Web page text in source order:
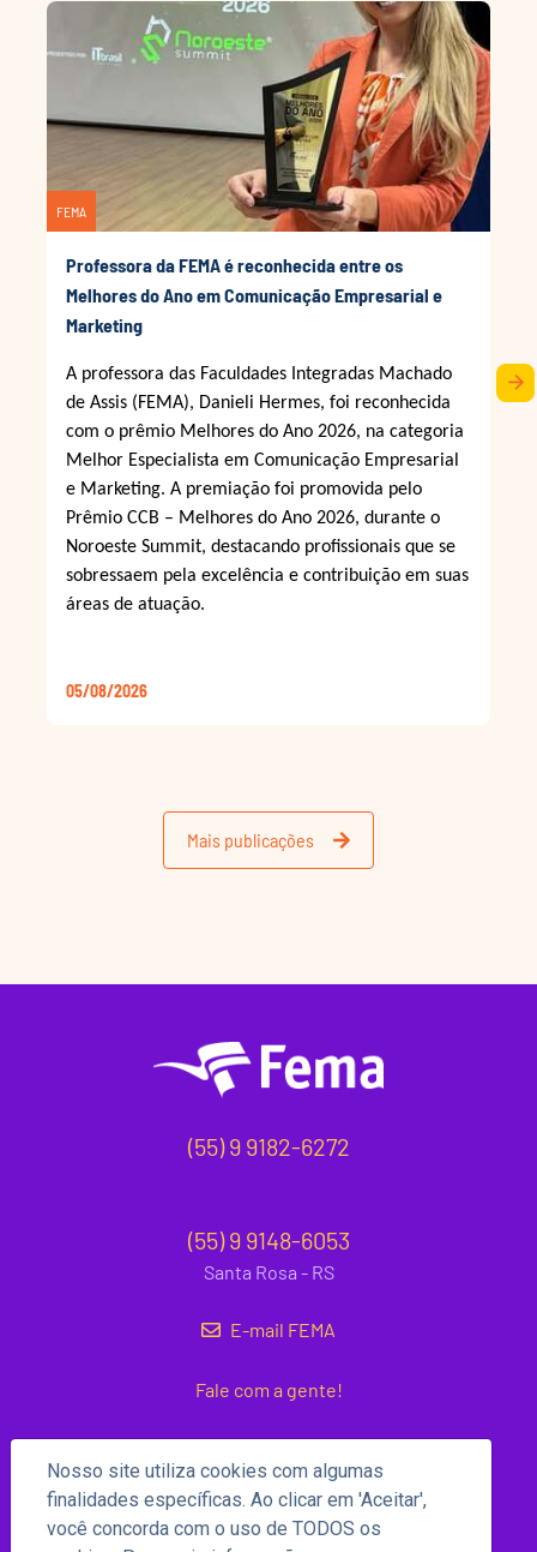
Nosso site utiliza cookies com algumas
finalidades específicas. Ao clicar em 'Aceitar',
você concorda com o uso de TODOS os
FEMA
Professora da FEMA é reconhecida entre os
Melhores do Ano em Comunicação Empresarial e
Marketing
A professora das Faculdades Integradas Machado
de Assis (FEMA), Danieli Hermes, foi reconhecida
com o prêmio Melhores do Ano 2026, na categoria
Melhor Especialista em Comunicação Empresarial
e Marketing. A premiação foi promovida pelo
Prêmio CCB – Melhores do Ano 2026, durante o
Noroeste Summit, destacando profissionais que se
sobressaem pela excelência e contribuição em suas
áreas de atuação.
05/08/2026
arrow_forward
Mais publicações
(55) 9 9182-6272
(55) 9 9148-6053
Santa Rosa - RS
E-mail FEMA
Fale com a gente!